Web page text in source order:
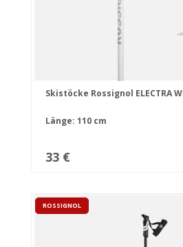
Skistöcke Rossignol ELECTRA
Länge: 110 cm
33 €
ROSSIGNOL